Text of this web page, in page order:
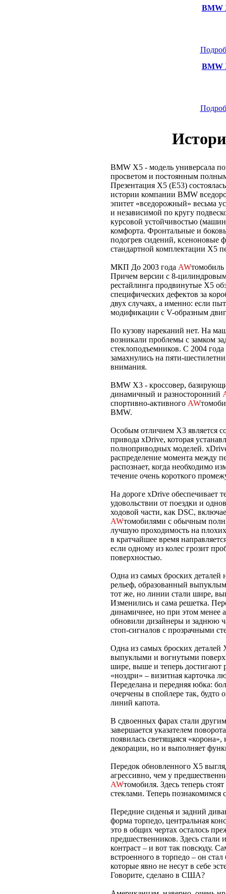
BMW
BMW
BMW X5 - модель универсала
просветом и постоянным
Презентация X5 (E53)
истории компании BMW
эпитет «вседорожный» весьма
и независимой по кругу
курсовой устойчивостью
комфорта. Фронтальные и
подогрев сидений, ксеноновые
стандартной комплектации X5
МКП До 2003 года AW
Причем версии с 8-
рестайлинга продвинутые X5
специфических дефектов за
двух случаях, а именно: если
модификации с V-образным
По кузову нареканий нет. На
возникали проблемы с замком
стеклоподъемников. С 2004
замахнулись на пяти-
внимания.
BMW X3 - кроссовер,
динамичный и разносторонний
спортивно-активного AW
BMW.
Особым отличием X3 является
привода xDrive, которая
полноприводных моделей.
распределение момента между
распознает, когда необходимо
течение очень короткого
На дороге xDrive
удовольствии от поездки и
ходовой части, как DSC,
AWтомобилями с обычным
лучшую проходимость на плохих
в кратчайшее время
если одному из колес грозит
поверхностью.
Одна из самых броских деталей
рельеф, образованный
тот же, но линии стали шире,
Изменились и сама решетка.
динамичнее, но при этом менее
обновили дизайнеры и заднюю
стоп-сигналов с прозрачными
Одна из самых броских деталей
выпуклыми и вогнутыми
шире, выше и теперь достигают
«ноздри» – визитная карточка
Переделана и передняя юбка:
очерчены в спойлере так,
линий капота.
В сдвоенных фарах стали
завершается указателем
появилась светящаяся
декорации, но и выполняет
Передок обновленного X5
агрессивно, чем у
AWтомобиля. Здесь теперь
стеклами. Теперь познакомимся
Передние сиденья и задний
форма торпедо, центральная
это в общих чертах осталось
предшественников. Здесь стали
контраст – и вот так повсюду.
встроенного в торпедо – он
которые явно не несут в себе
Говорите, сделано в США?